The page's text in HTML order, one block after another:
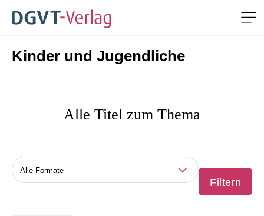
ZUM HAUPTINHALT SPRINGEN
ZUR SUCHE SPRINGEN
Kinder und Jugendliche
Alle Titel zum Thema
Filtern